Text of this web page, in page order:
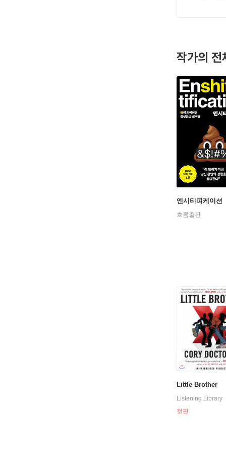
문화와
작가의 전
엔시티피케이션
흐름출판
Little Brother
Listening Library
절판